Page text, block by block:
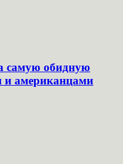
самую обидную
и американцами